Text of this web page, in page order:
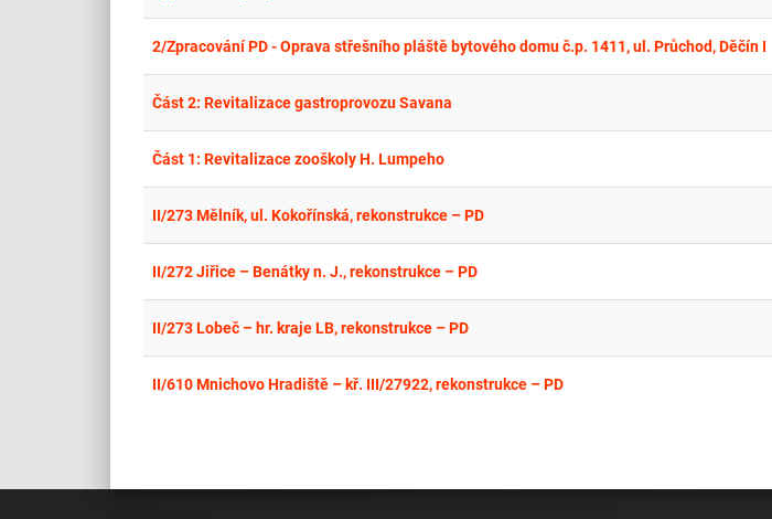
2/Zpracování PD - Oprava střešního pláště bytového domu č.p. 1411, ul. Průchod, Děčín I
Část 2: Revitalizace gastroprovozu Savana
Část 1: Revitalizace zooškoly H. Lumpeho
II/273 Mělník, ul. Kokořínská, rekonstrukce – PD
II/272 Jiřice – Benátky n. J., rekonstrukce – PD
II/273 Lobeč – hr. kraje LB, rekonstrukce – PD
II/610 Mnichovo Hradiště – kř. III/27922, rekonstrukce – PD